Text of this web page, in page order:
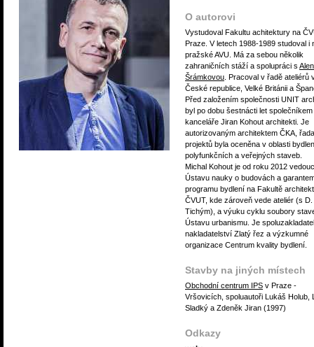
O autorovi
Vystudoval Fakultu achitektury na
Praze. V letech 1988-1989 studoval i
pražské AVU. Má za sebou několik
zahraničních stáží a spolupráci s
Šrámkovou . Pracoval v řadě ateliérů
České republice, Velké Británii a
Před založením společnosti UNIT
byl po dobu šestnácti let společníkem
kanceláře Jiran Kohout architekti. Je
autorizovaným architektem ČKA,
projektů byla oceněna v oblasti
polyfunkčních a veřejných staveb.
Michal Kohout je od roku 2012
Ústavu nauky o budovách a
programu bydlení na Fakultě
ČVUT, kde zároveň vede ateliér (s D.
Tichým), a výuku cyklu soubory
Ústavu urbanismu. Je
nakladatelství Zlatý řez a výzkumné
organizace Centrum kvality bydlení.
Stavby na jiných místech
Obchodní centrum IPS v Praze -
Vršovicích, spoluautoři Lukáš Holub,
Sladký a Zdeněk Jiran (1997)
Odkazy